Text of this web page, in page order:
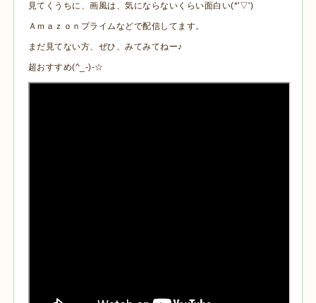
見てくうちに、画風は、気にならないくらい面白い(*'▽')
Ａｍａｚｏｎプライムなどで配信してます。
まだ見てない方、ぜひ、みてみてねー♪
超おすすめ(^_-)-☆